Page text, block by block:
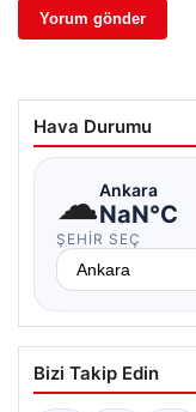
Hava Durumu
☁Ankara
NaN°C
ŞEHIR SEÇ
Bizi Takip Edin